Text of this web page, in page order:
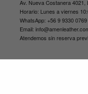
Av. Nueva Costanera 4021,
Horario: Lunes a viernes
WhatsApp: +56 9 9330 0769
Email:
Atendemos sin reserva
Por qué